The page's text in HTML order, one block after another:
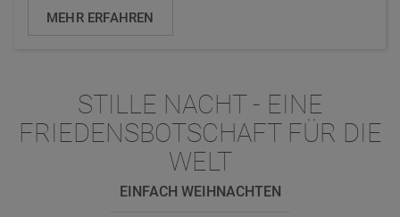
MEHR ERFAHREN
STILLE NACHT - EINE
FRIEDENSBOTSCHAFT FÜR DIE
WELT
EINFACH WEIHNACHTEN